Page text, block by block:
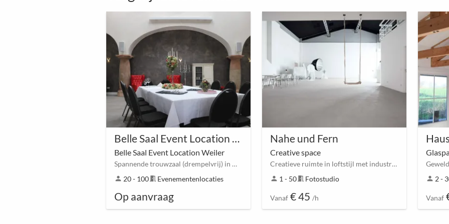
Belle Saal Event Location Weiler
Belle Saal Event Location Weiler
Spannende trouwzaal (drempelvrij) in Weiler bei Bingen
person 20 - 100meeting_room Evenementenlocaties
Op aanvraag
Nahe und Fern
Creative space
Creatieve ruimte in loftstijl met industriële charme
person 1 - 50meeting_room Fotostudio
Vanaf € 45 /h
person 2 -
Vanaf